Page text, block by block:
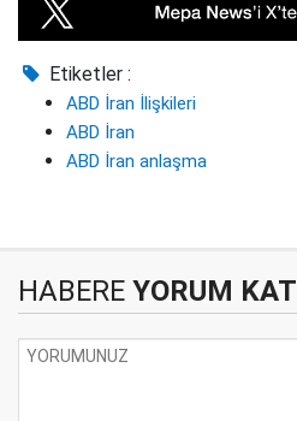
Etiketler :
ABD İran İlişkileri
ABD İran
ABD İran anlaşma
HABERE YORUM KAT